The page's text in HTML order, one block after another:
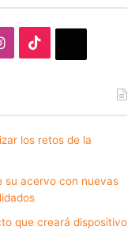
Instagram
los retos de la
su acervo con nuevas
que creará dispositivo